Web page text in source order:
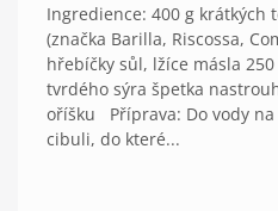
Ingredience: 400 g krátkých
(značka Barilla, Riscossa,
hřebíčky sůl, lžíce másla
tvrdého sýra špetka
oříšku Příprava: Do vody
cibuli, do které...